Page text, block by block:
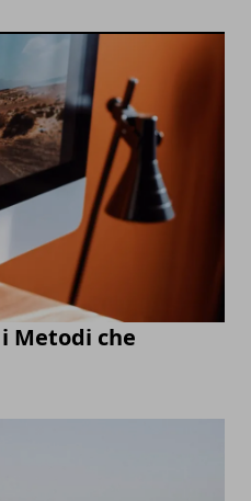
Metodi che